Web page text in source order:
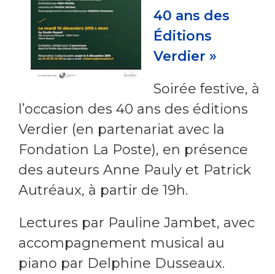
40 ans des
Éditions
Verdier »
Soirée festive, à
l’occasion des 40 ans des éditions
Verdier (en partenariat avec la
Fondation La Poste), en présence
des auteurs Anne Pauly et Patrick
Autréaux, à partir de 19h.
Lectures par Pauline Jambet, avec
accompagnement musical au
piano par Delphine Dusseaux.